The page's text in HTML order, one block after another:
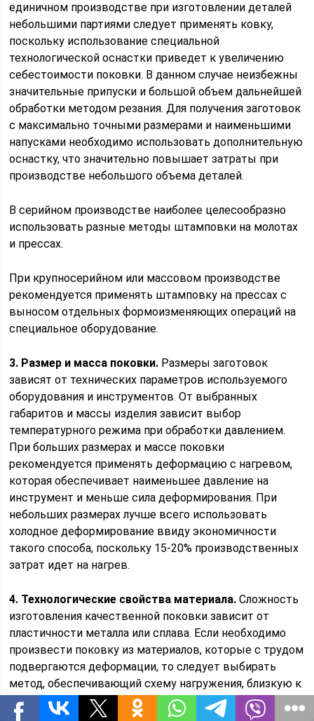
единичном производстве при изготовлении деталей
небольшими партиями следует применять ковку,
поскольку использование специальной
технологической оснастки приведет к увеличению
себестоимости поковки. В данном случае неизбежны
значительные припуски и большой объем дальнейшей
обработки методом резания. Для получения заготовок
с максимально точными размерами и наименьшими
напусками необходимо использовать дополнительную
оснастку, что значительно повышает затраты при
производстве небольшого объема деталей.
В серийном производстве наиболее целесообразно
использовать разные методы штамповки на молотах
и прессах.
При крупносерийном или массовом производстве
рекомендуется применять штамповку на прессах с
выносом отдельных формоизменяющих операций на
специальное оборудование.
3. Размер и масса поковки. Размеры заготовок
зависят от технических параметров используемого
оборудования и инструментов. От выбранных
габаритов и массы изделия зависит выбор
температурного режима при обработки давлением.
При больших размерах и массе поковки
рекомендуется применять деформацию с нагревом,
которая обеспечивает наименьшее давление на
инструмент и меньше сила деформирования. При
небольших размерах лучше всего использовать
холодное деформирование ввиду экономичности
такого способа, поскольку 15-20% производственных
затрат идет на нагрев.
4. Технологические свойства материала. Сложность
изготовления качественной поковки зависит от
пластичности металла или сплава. Если необходимо
произвести поковку из материалов, которые с трудом
подвергаются деформации, то следует выбирать
метод, обеспечивающий схему нагружения, близкую к
трехосному неравномерному сжатию.